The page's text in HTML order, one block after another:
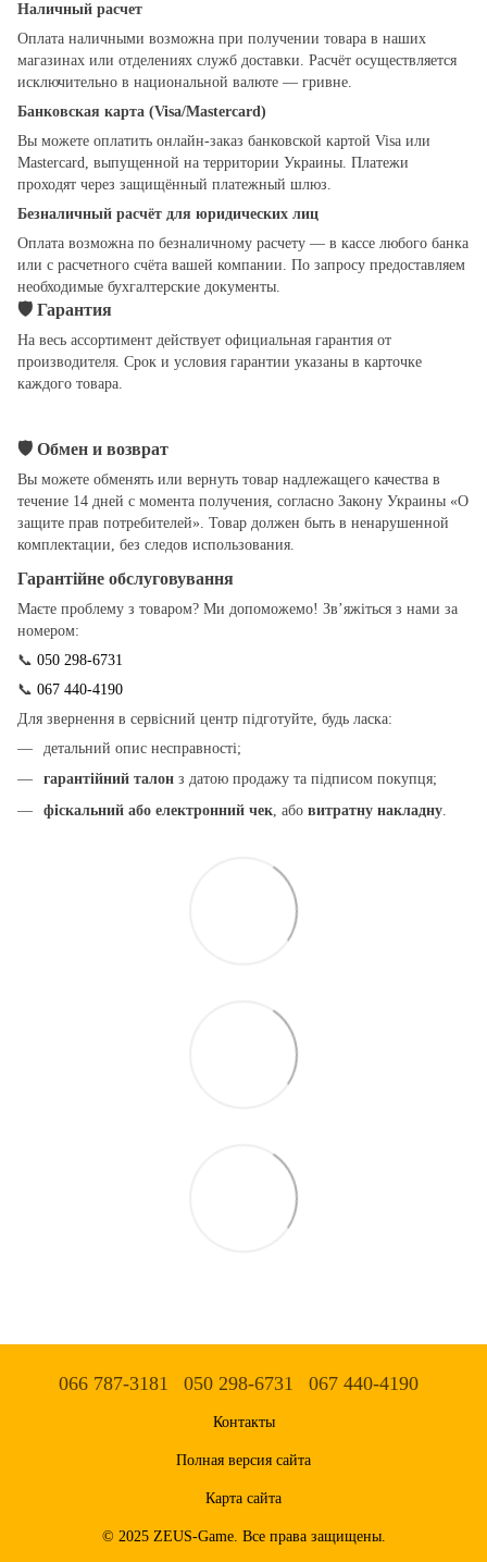
Наличный расчет
Оплата наличными возможна при получении товара в наших
магазинах или отделениях служб доставки. Расчёт осуществляется
исключительно в национальной валюте — гривне.
Банковская карта (Visa/Mastercard)
Вы можете оплатить онлайн-заказ банковской картой Visa или
Mastercard, выпущенной на территории Украины. Платежи
проходят через защищённый платежный шлюз.
Безналичный расчёт для юридических лиц
Оплата возможна по безналичному расчету — в кассе любого банка
или с расчетного счёта вашей компании. По запросу предоставляем
необходимые бухгалтерские документы.
🛡 Гарантия
На весь ассортимент действует официальная гарантия от
производителя. Срок и условия гарантии указаны в карточке
каждого товара.
🛡 Обмен и возврат
Вы можете обменять или вернуть товар надлежащего качества в
течение 14 дней с момента получения, согласно Закону Украины «О
защите прав потребителей». Товар должен быть в ненарушенной
комплектации, без следов использования.
Гарантійне обслуговування
Маєте проблему з товаром? Ми допоможемо! Зв’яжіться з нами за
номером:
📞 050 298-6731
📞 067 440-4190
Для звернення в сервісний центр підготуйте, будь ласка:
детальний опис несправності;
гарантійний талон з датою продажу та підписом покупця;
фіскальний або електронний чек , або витратну накладну
066 787-3181 050 298-6731 067 440-4190
Контакты
Полная версия сайта
Карта сайта
© 2025 ZEUS-Game. Все права защищены.